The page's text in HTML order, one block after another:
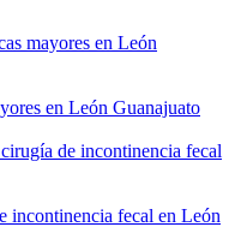
mayores en León
en León Guanajuato
de incontinencia fecal
incontinencia fecal en León